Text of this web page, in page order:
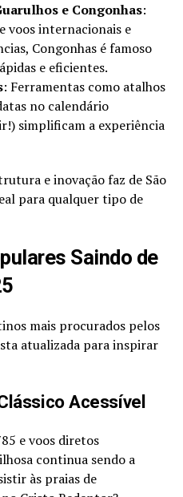
e Congonhas:
voos internacionais e
Congonhas é famoso
e eficientes.
: Ferramentas como atalhos
no calendário
simplificam a experiência
e inovação faz de São
para qualquer tipo de
Saindo de
mais procurados pelos
atualizada para inspirar
Acessível
e voos diretos
continua sendo a
às praias de